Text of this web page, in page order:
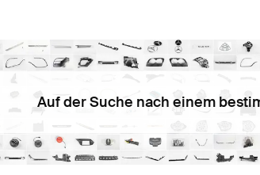
Auf der Suche nach einem